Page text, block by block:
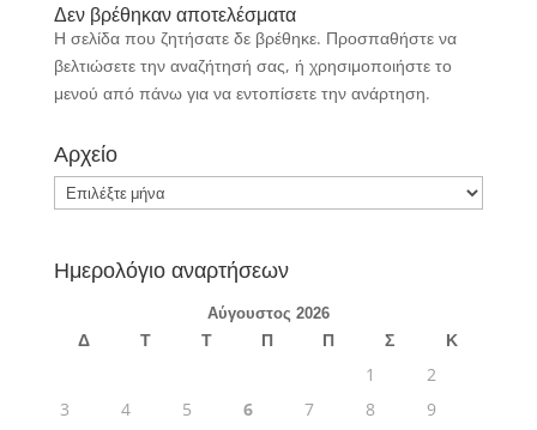
Δεν βρέθηκαν αποτελέσματα
Η σελίδα που ζητήσατε δε βρέθηκε. Προσπαθήστε να
βελτιώσετε την αναζήτησή σας, ή χρησιμοποιήστε το
μενού από πάνω για να εντοπίσετε την ανάρτηση.
Αρχείο
Αρχείο
Ημερολόγιο αναρτήσεων
Αύγουστος 2026
Δ Τ Τ Π Π Σ
Κ
1
2
3
4 5 6 7 8
9